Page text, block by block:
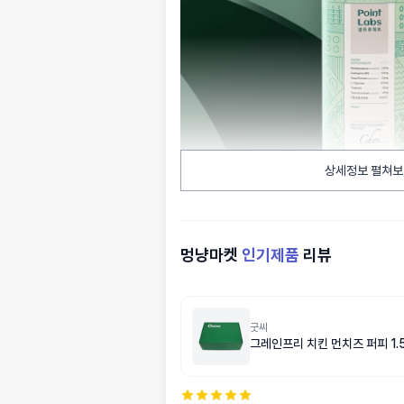
상세정보 펼쳐
멍냥마켓 인기제품 리뷰
굿씨
그레인프리 치킨 먼치즈 퍼피